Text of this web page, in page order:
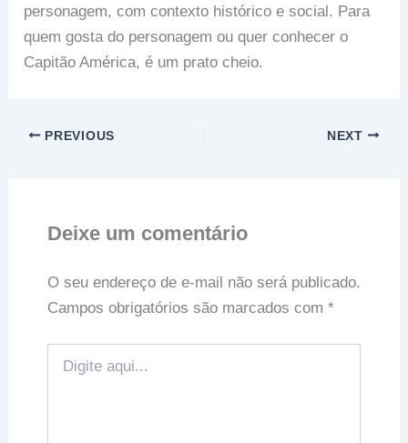
personagem, com contexto histórico e social. Para
quem gosta do personagem ou quer conhecer o
Capitão América, é um prato cheio.
PREVIOUS NEXT
Deixe um comentário
O seu endereço de e-mail não será publicado.
Campos obrigatórios são marcados com *
aqui...